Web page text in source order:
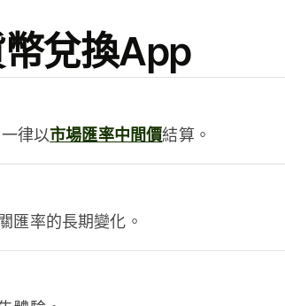
兌換App
律以市場匯率中間價結算。
匯率的長期變化。